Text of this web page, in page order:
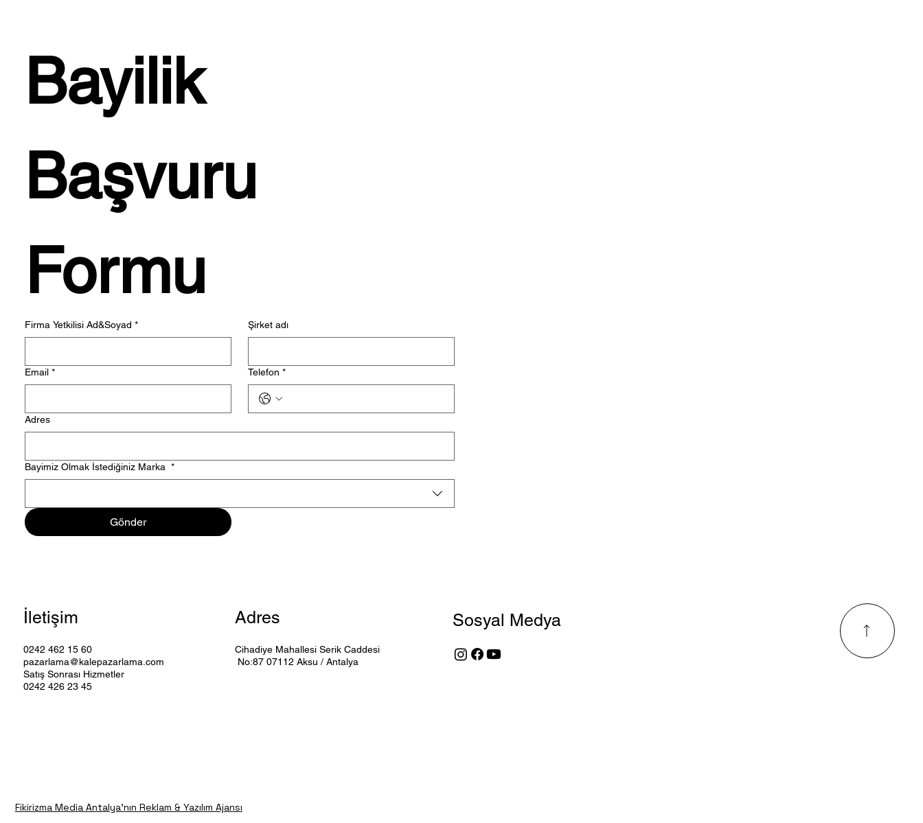
Taze Esintisini Evinize
Taşıyan; Akdeniz
Koleksiyonu!...
Bayilik
Başvuru
Formu
Firma Yetkilisi Ad&Soyad * Şirket adı
Email * Telefon *
Adres
Bayimiz Olmak İstediğiniz Marka *
Gönder
İletişim
0242 462 15 60
pazarlama@kalepazarlama.com
Satış Sonrası Hizmetler
0242 426 23 45
Adres
Cihadiye Mahallesi Serik Caddesi
No:87 07112 Aksu / Antalya
Sosyal Medya
Fikirizma Media Antalya'nın Reklam & Yazılım Ajansı